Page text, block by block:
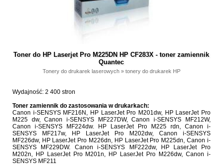
Toner do HP Laserjet Pro M225DN HP CF283X - toner zamiennik
Quantec
Tonery do drukarek laserowych» tonery do drukarek HP
Wydajność: 2 400 stron
Toner zamiennik do zastosowania w drukarkach:
Canon i-SENSYS MF216N, HP LaserJet Pro M201dw, HP LaserJet Pro
M225 dw, Canon i-SENSYS MF227DW, Canon i-SENSYS MF212W,
Canon i-SENSYS MF224dw. HP LaserJet Pro M225 rdn, Canon i-
SENSYS MF217w, HP LaserJet Pro M202dw, Canon i-SENSYS
MF226dw, HP LaserJet Pro M226dn, HP LaserJet Pro M225dn, Canon i-
SENSYS MF229DW. Canon i-SENSYS MF222dw, HP LaserJet Pro
M202n, HP LaserJet Pro M201n, HP LaserJet Pro M226dw, Canon i-
SENSYS MF211